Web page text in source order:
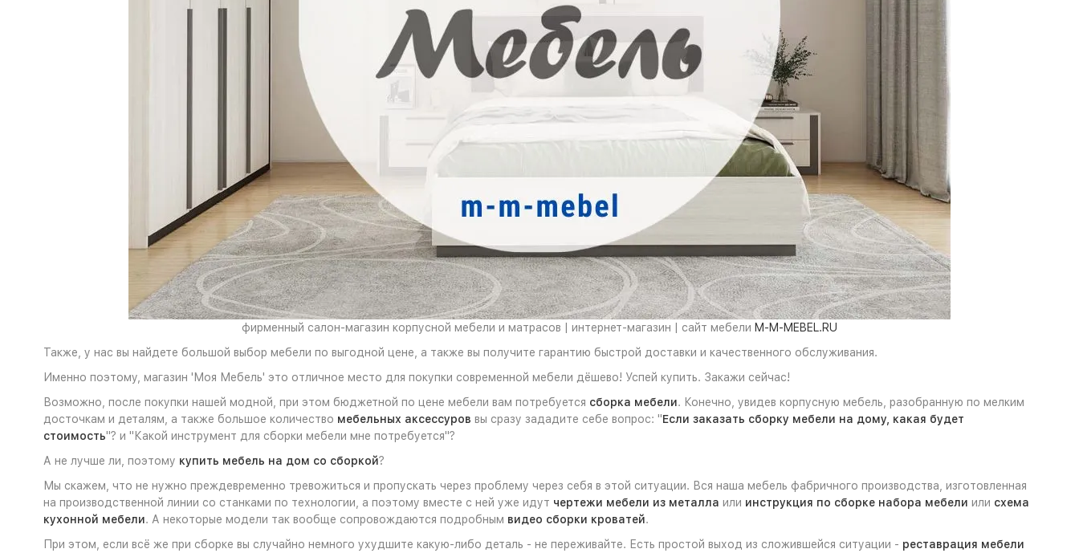
фирменный салон-магазин корпусной мебели и матрасов | интернет-магазин | сайт мебели M-M-MEBEL.RU
Также, у нас вы найдете большой выбор мебели по выгодной цене, а также вы получите гарантию быстрой доставки и качественного обслуживания.
Именно поэтому, магазин 'Моя Мебель' это отличное место для покупки современной мебели дёшево! Успей купить. Закажи сейчас!
Возможно, после покупки нашей модной, при этом бюджетной по цене мебели вам потребуется сборка мебели. Конечно, увидев корпусную мебель, разобранную по мелким
досточкам и деталям, а также большое количество мебельных аксессуров вы сразу зададите себе вопрос: "Если заказать сборку мебели на дому, какая будет
стоимость"? и "Какой инструмент для сборки мебели мне потребуется"?
А не лучше ли, поэтому купить мебель на дом со сборкой?
Мы скажем, что не нужно преждевременно тревожиться и пропускать через проблему через себя в этой ситуации. Вся наша мебель фабричного производства, изготовленная
на производственной линии со станками по технологии, а поэтому вместе с ней уже идут чертежи мебели из металла или инструкция по сборке набора мебели или схема
кухонной мебели. А некоторые модели так вообще сопровождаются подробным видео сборки кроватей.
При этом, если всё же при сборке вы случайно немного ухудшите какую-либо деталь - не переживайте. Есть простой выход из сложившейся ситуации - реставрация мебели